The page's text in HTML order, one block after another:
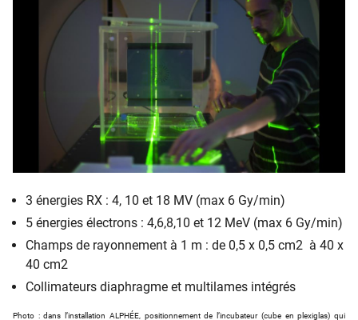
3 énergies RX : 4, 10 et 18 MV (max 6 Gy/min)
5 énergies électrons : 4,6,8,10 et 12 MeV (max 6 Gy/min)
Champs de rayonnement à 1 m : de 0,5 x 0,5 cm2 à 40 x
40 cm2
Collimateurs diaphragme et multilames intégrés
Photo : ​dans l’installation ALPHÉE, positionnement de l’incubateur (cube en plexiglas) qui